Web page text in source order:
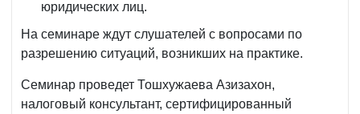
юридических лиц.
На семинаре ждут слушателей с вопросами по
разрешению ситуаций, возникших на практике.
Семинар проведет Тошхужаева Азизахон,
налоговый консультант, сертифицированный